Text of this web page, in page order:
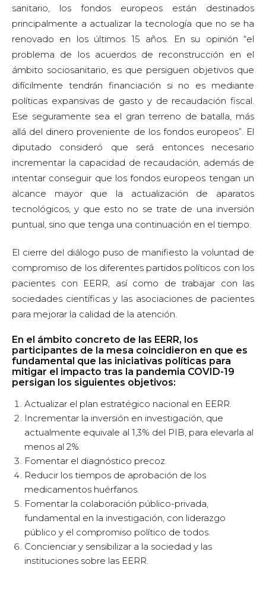
sanitario, los fondos europeos están destinados
principalmente a actualizar la tecnología que no se ha
renovado en los últimos 15 años. En su opinión “el
problema de los acuerdos de reconstrucción en el
ámbito sociosanitario, es que persiguen objetivos que
difícilmente tendrán financiación si no es mediante
políticas expansivas de gasto y de recaudación fiscal.
Ese seguramente sea el gran terreno de batalla, más
allá del dinero proveniente de los fondos europeos”. El
diputado consideró que será entonces necesario
incrementar la capacidad de recaudación, además de
intentar conseguir que los fondos europeos tengan un
alcance mayor que la actualización de aparatos
tecnológicos, y que esto no se trate de una inversión
puntual, sino que tenga una continuación en el tiempo.
El cierre del diálogo puso de manifiesto la voluntad de
compromiso de los diferentes partidos políticos con los
pacientes con EERR, así como de trabajar con las
sociedades científicas y las asociaciones de pacientes
para mejorar la calidad de la atención.
En el ámbito concreto de las EERR, los
participantes de la mesa coincidieron en que es
fundamental que las iniciativas políticas para
mitigar el impacto tras la pandemia COVID-19
persigan los siguientes objetivos:
Actualizar el plan estratégico nacional en EERR.
Incrementar la inversión en investigación, que
actualmente equivale al 1,3% del PIB, para elevarla al
menos al 2%.
Fomentar el diagnóstico precoz.
Reducir los tiempos de aprobación de los
medicamentos huérfanos.
Fomentar la colaboración público-privada,
fundamental en la investigación, con liderazgo
público y el compromiso político de todos.
Concienciar y sensibilizar a la sociedad y las
instituciones sobre las EERR.